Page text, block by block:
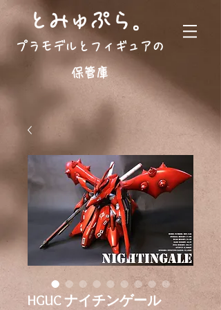
とみゅぷら 。
プラモデルとフィギュアの
保管庫
HGUC ナイチンゲール